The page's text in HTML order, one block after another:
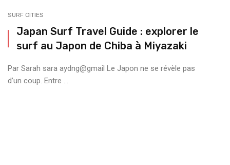
SURF CITIES
Japan Surf Travel Guide : explorer le
surf au Japon de ⁠Chiba à ⁠Miyazaki
Par Sarah sara aydng@gmail Le Japon ne se révèle pas
d’un coup. Entre ...